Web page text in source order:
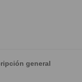
general